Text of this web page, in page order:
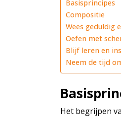
Basisprincipes
Compositie
Wees geduldig
Oefen met
Blijf leren en
Neem de tijd
Het begrijpen